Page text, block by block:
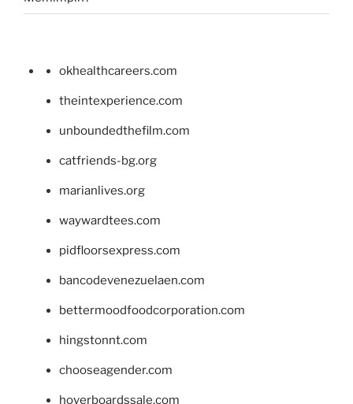
okhealthcareers.com
theintexperience.com
unboundedthefilm.com
catfriends-bg.org
marianlives.org
waywardtees.com
pidfloorsexpress.com
bancodevenezuelaen.com
bettermoodfoodcorporation.com
hingstonnt.com
chooseagender.com
hoverboardssale.com